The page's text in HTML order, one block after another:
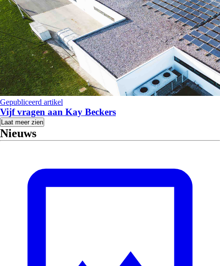
Gepubliceerd artikel
Vijf vragen aan Kay Beckers
Laat meer zien
Nieuws